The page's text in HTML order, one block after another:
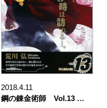
2018.4.11
鋼の錬金術師 Vol.13 …